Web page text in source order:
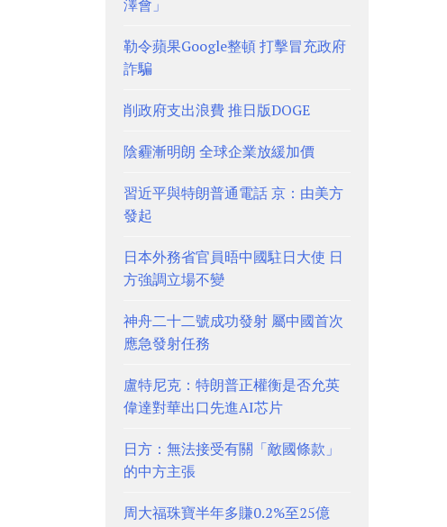
澤會」
勒令蘋果Google整頓 打擊冒充政府
詐騙
削政府支出浪費 推日版DOGE
陰霾漸明朗 全球企業放緩加價
習近平與特朗普通電話 京：由美方
發起
日本外務省官員晤中國駐日大使 日
方強調立場不變
神舟二十二號成功發射 屬中國首次
應急發射任務
盧特尼克：特朗普正權衡是否允英
偉達對華出口先進AI芯片
日方：無法接受有關「敵國條款」
的中方主張
周大福珠寶半年多賺0.2%至25億